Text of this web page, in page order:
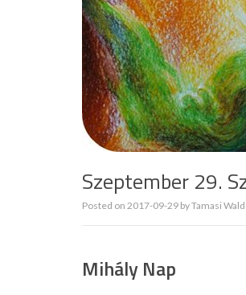
Szeptember 29.
Posted on 2017-09-29 byTamasi
Mihály Nap